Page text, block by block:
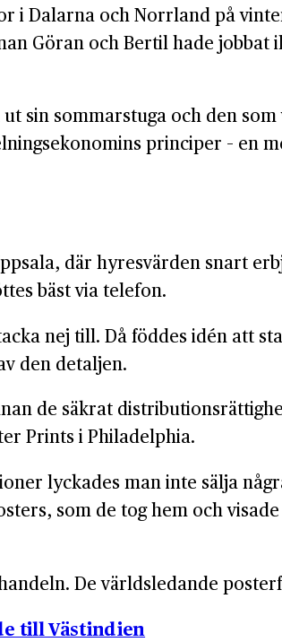
i Dalarna och Norrland på
Göran och Bertil hade jobbat
sin sommar­stuga och den
principer – en
där hyres­värden snart
bäst via telefon.
nej till. Då föddes idén att
den detaljen.
de säkrat
Prints i Philadelphia.
lyckades man inte sälja
som de tog hem och
De världs­ledande
till Västindien